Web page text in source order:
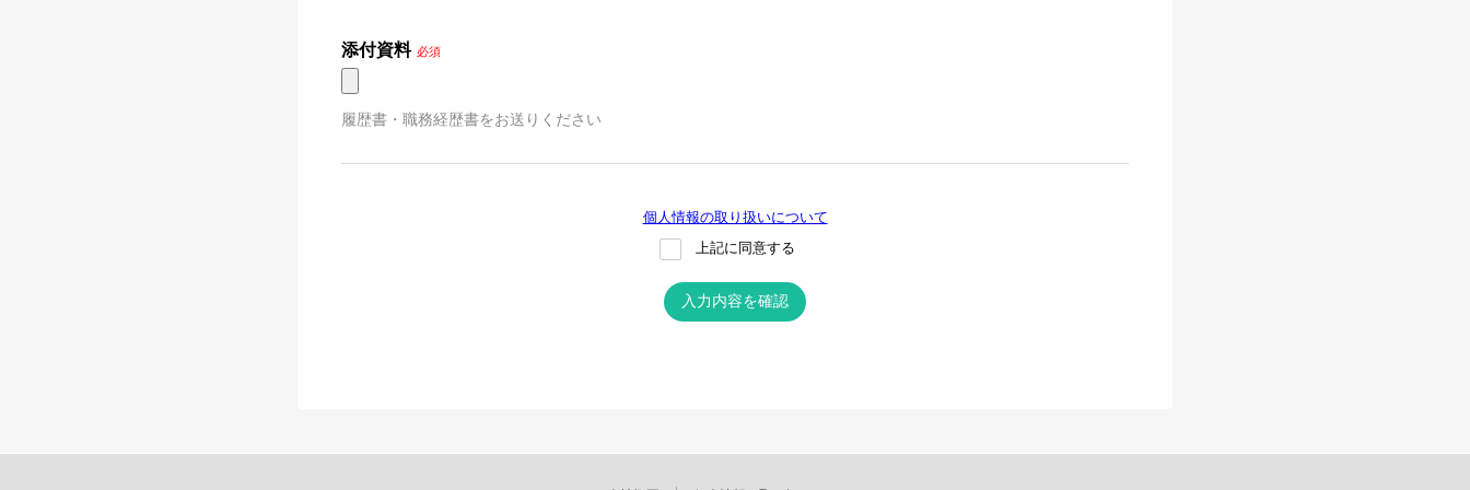
添付資料 必須
履歴書・職務経歴書をお送りください
個人情報の取り扱いについて
上記に同意する
入力内容を確認